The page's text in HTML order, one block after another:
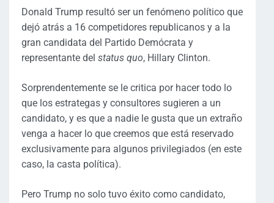
Donald Trump resultó ser un fenómeno político que
dejó atrás a 16 competidores republicanos y a la
gran candidata del Partido Demócrata y
representante del status quo, Hillary Clinton.
Sorprendentemente se le critica por hacer todo lo
que los estrategas y consultores sugieren a un
candidato, y es que a nadie le gusta que un extraño
venga a hacer lo que creemos que está reservado
exclusivamente para algunos privilegiados (en este
caso, la casta política).
Pero Trump no solo tuvo éxito como candidato,